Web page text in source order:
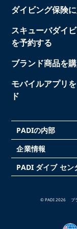
ダイビング保険
スキューバダイ
を予約する
ブランド商品を
モバイルアプリ
ド
PADIの内部
企業情報
PADI ダイブ セン
© PADI 2026 プ